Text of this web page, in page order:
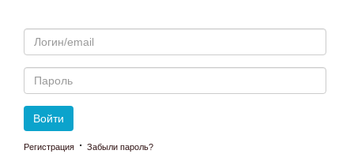
Email
Пароль
Войти
Регистрация · Забыли пароль?